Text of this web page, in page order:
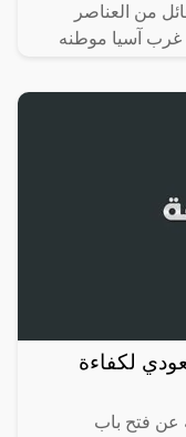
من العناصر
غرب آسيا موطنه
لكفاءة
عن فتح باب